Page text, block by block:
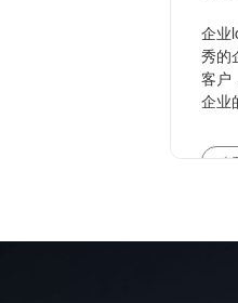
企业
秀的
客户
企业
查